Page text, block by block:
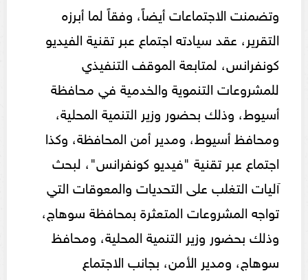
وتضمنت الاجتماعات أيضاً، وفقاً لما أبرزه
التقرير، عقد سيادته اجتماع عبر تقنية الفيديو
كونفرانس، لمتابعة الموقف التنفيذي
للمشروعات التنموية والخدمية في محافظة
أسيوط، وذلك بحضور وزير التنمية المحلية،
ومحافظ أسيوط، ومدير أمن المحافظة، وكذا
اجتماع عبر تقنية "فيديو كونفرانس"، لبحث
آليات التغلب على التحديات والمعوقات التي
تواجه المشروعات المتعثرة بمحافظة سوهاج،
وذلك بحضور وزير التنمية المحلية، ومحافظ
سوهاج، ومدير الأمن، بجانب الاجتماع